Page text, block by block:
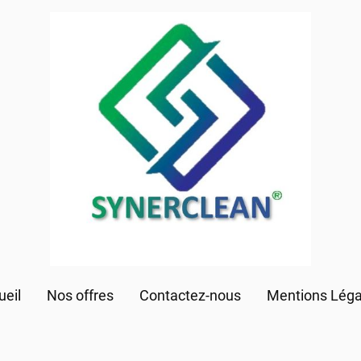
Nos offres Contactez-nous Mentions